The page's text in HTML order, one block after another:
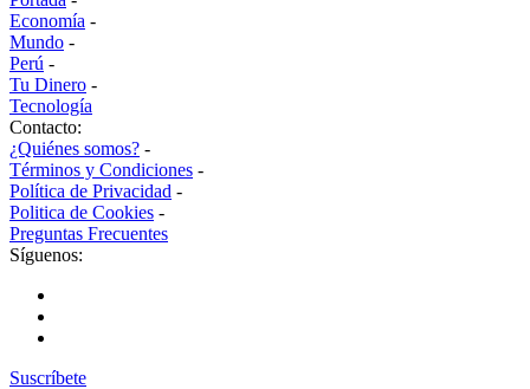
Economía -
Mundo -
Perú -
Tu Dinero -
Tecnología
Contacto:
¿Quiénes somos? -
Términos y Condiciones -
Política de Privacidad -
Politica de Cookies -
Preguntas Frecuentes
Síguenos:
Suscríbete